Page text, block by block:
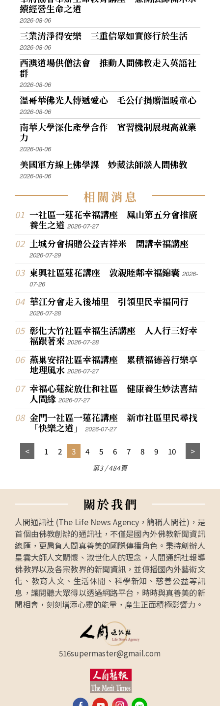
續經營生命之道
2026-08-06
三業清淨得安樂 三重信眾如實修行於生活
2026-08-06
西澳道場供僧法會 推動人間佛教走入英語社
群
2026-08-06
溫哥華佛光人傳遞愛心 毛公仔捐贈溫暖童心
2026-08-06
南華大學深化產學合作 實習機制展現高就業
力
2026-08-06
美國軍方線上佛學課 妙藏法師談人間佛教
2026-08-06
相關消息
一社區一蓮花幸福講座 鳳山第五分會推廣
養生之道2026-07-27
土城分會捐贈公益吉祥米 開講幸福講座
2026-07-29
東興社區蓮花講座 敦親睦鄰幸福錦囊2026-
07-26
華江分會走入後埔里 引領里民幸福同行
2026-07-28
彰化大竹社區幸福生活講座 人人行三好幸
福跟著來2026-07-28
燕巢安招社區幸福講座 累積福德善行樂享
地理風水2026-07-27
幸福心蓮綻放仕和社區 健康養生妙法喜結
人間緣2026-07-27
金門一社區一蓮花講座 新市社區里民尋找
「快樂之道」2026-07-27
1 2 3 4 5 6 7 8 9 10
第3 / 484頁
關於我們
人間通訊社 (The Life News Agency，簡稱人間社)，是
首個由佛教創辦的通訊社，不僅是國內外佛教新聞資訊
總匯，更肩負人間真善美的國際傳播角色。秉持創辦人
星雲大師人文關懷、淑世化人的理念，人間通訊社報導
佛教界以及各宗教界的新聞資訊，並傳播國內外藝術文
化、教育人文、生活休閒、科學新知、慈善公益等訊
息，讓閱聽大眾得以透過網路平台，時時與真善美的新
聞相會，刻刻增添心靈的能量，產生正面積極影響力。
516supermaster@gmail.com